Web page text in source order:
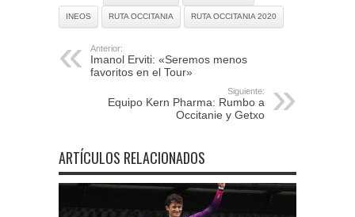
INEOS RUTA OCCITANIA RUTA OCCITANIA 2020
Anterior:
Imanol Erviti: «Seremos menos
favoritos en el Tour»
Siguiente:
Equipo Kern Pharma: Rumbo a
Occitanie y Getxo
ARTÍCULOS RELACIONADOS